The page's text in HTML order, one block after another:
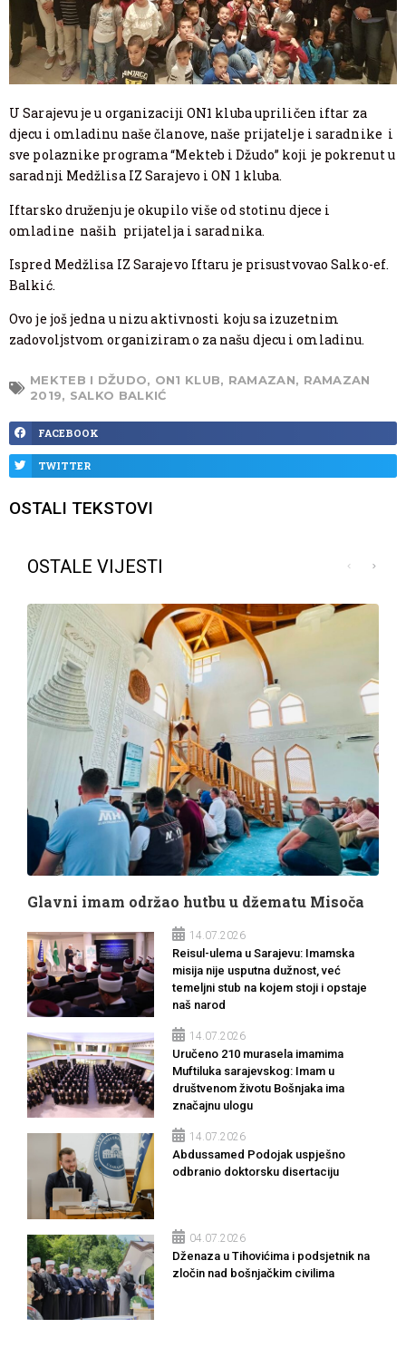
U Sarajevu je u organizaciji ON1 kluba upriličen iftar za
djecu i omladinu naše članove, naše prijatelje i saradnike i
sve polaznike programa “Mekteb i Džudo” koji je pokrenut u
saradnji Medžlisa IZ Sarajevo i ON 1 kluba.
Iftarsko druženju je okupilo više od stotinu djece i
omladine naših prijatelja i saradnika.
Ispred Medžlisa IZ Sarajevo Iftaru je prisustvovao Salko-ef.
Balkić.
Ovo je još jedna u nizu aktivnosti koju sa izuzetnim
zadovoljstvom organiziramo za našu djecu i omladinu.
MEKTEB I DŽUDO, ON1 KLUB, RAMAZAN, RAMAZAN
2019, SALKO BALKIĆ
FACEBOOK
TWITTER
OSTALI TEKSTOVI
OSTALE VIJESTI
Glavni imam održao hutbu u džematu Misoča
14.07.2026
Reisul-ulema u Sarajevu: Imamska
misija nije usputna dužnost, već
temeljni stub na kojem stoji i opstaje
naš narod
14.07.2026
Uručeno 210 murasela imamima
Muftiluka sarajevskog: Imam u
društvenom životu Bošnjaka ima
značajnu ulogu
14.07.2026
Abdussamed Podojak uspješno
odbranio doktorsku disertaciju
04.07.2026
Dženaza u Tihovićima i podsjetnik na
zločin nad bošnjačkim civilima